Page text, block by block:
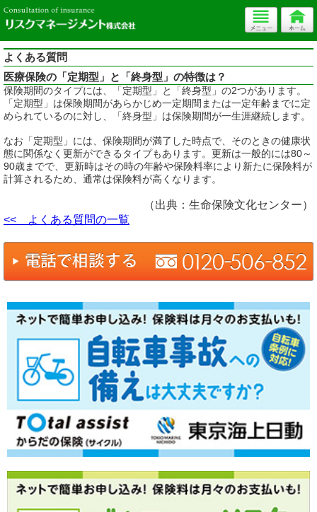
よくある質問
医療保険の「定期型」と「終身型」の特徴は？
保険期間のタイプには、「定期型」と「終身型」の2つがあります。
「定期型」は保険期間があらかじめ一定期間または一定年齢までに定
められているのに対し、「終身型」は保険期間が一生涯継続します。
なお「定期型」には、保険期間が満了した時点で、そのときの健康状
態に関係なく更新ができるタイプもあります。更新は一般的には80～
90歳までで、更新時はその時の年齢や保険料率により新たに保険料が
計算されるため、通常は保険料が高くなります。
（出典：生命保険文化センター）
<< よくある質問の一覧